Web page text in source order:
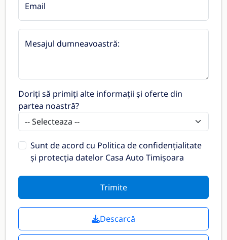
Email
Mesajul dumneavoastră:
Doriți să primiți alte informații și oferte din
partea noastră?
Sunt de acord cu Politica de confidențialitate
și protecția datelor Casa Auto Timișoara
Trimite
Descarcă